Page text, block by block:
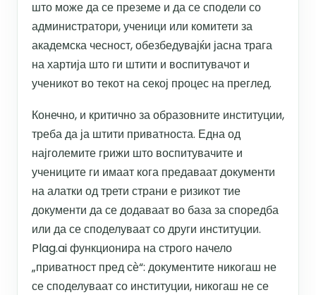
што може да се преземе и да се сподели со
администратори, ученици или комитети за
академска чесност, обезбедувајќи јасна трага
на хартија што ги штити и воспитувачот и
ученикот во текот на секој процес на преглед.
Конечно, и критично за образовните институции,
треба да ја штити приватноста. Една од
најголемите грижи што воспитувачите и
учениците ги имаат кога предаваат документи
на алатки од трети страни е ризикот тие
документи да се додаваат во база за споредба
или да се споделуваат со други институции.
Plag.ai функционира на строго начело
„приватност пред сѐ“: документите никогаш не
се споделуваат со институции, никогаш не се